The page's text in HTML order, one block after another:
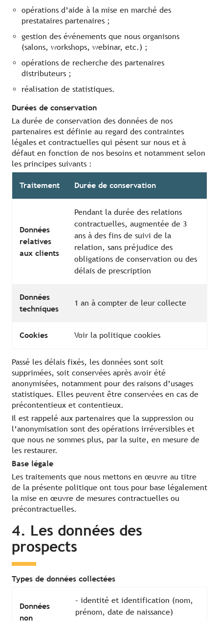
opérations d’aide à la mise en marché des
prestataires partenaires ;
gestion des événements que nous organisons
(salons, workshops, webinar, etc.) ;
opérations de recherche des partenaires
distributeurs ;
réalisation de statistiques.
Durées de conservation
La durée de conservation des données de nos
partenaires est définie au regard des contraintes
légales et contractuelles qui pèsent sur nous et à
défaut en fonction de nos besoins et notamment selon
les principes suivants :
Traitement Durée de conservation
Données
relatives
aux clients
Pendant la durée des relations
contractuelles, augmentée de 3
ans à des fins de suivi de la
relation, sans préjudice des
obligations de conservation ou des
délais de prescription
Données
techniques
1 an à compter de leur collecte
Cookies Voir la politique cookies
Passé les délais fixés, les données sont soit
supprimées, soit conservées après avoir été
anonymisées, notamment pour des raisons d’usages
statistiques. Elles peuvent être conservées en cas de
précontentieux et contentieux.
Il est rappelé aux partenaires que la suppression ou
l’anonymisation sont des opérations irréversibles et
que nous ne sommes plus, par la suite, en mesure de
les restaurer.
Base légale
Les traitements que nous mettons en œuvre au titre
de la présente politique ont tous pour base légalement
la mise en œuvre de mesures contractuelles ou
précontractuelles.
4. Les données des
prospects
Types de données collectées
Données
non
– identité et identification (nom,
prénom, date de naissance)